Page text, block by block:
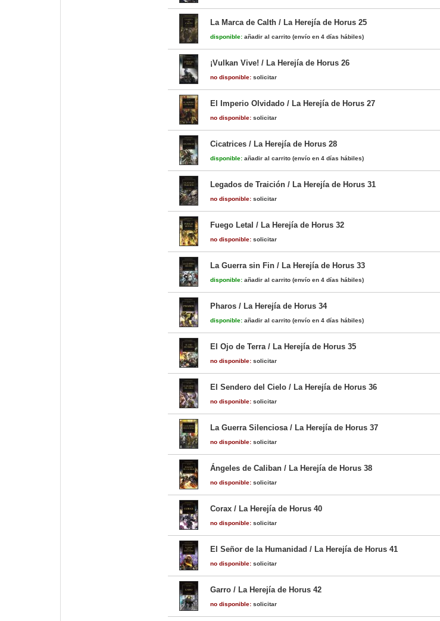
La Marca de Calth / La Herejía de Horus 25
disponible: añadir al carrito (envío en 4 días hábiles)
¡Vulkan Vive! / La Herejía de Horus 26
no disponible: solicitar
El Imperio Olvidado / La Herejía de Horus 27
no disponible: solicitar
Cicatrices / La Herejía de Horus 28
disponible: añadir al carrito (envío en 4 días hábiles)
Legados de Traición / La Herejía de Horus 31
no disponible: solicitar
Fuego Letal / La Herejía de Horus 32
no disponible: solicitar
La Guerra sin Fin / La Herejía de Horus 33
disponible: añadir al carrito (envío en 4 días hábiles)
Pharos / La Herejía de Horus 34
disponible: añadir al carrito (envío en 4 días hábiles)
El Ojo de Terra / La Herejía de Horus 35
no disponible: solicitar
El Sendero del Cielo / La Herejía de Horus 36
no disponible: solicitar
La Guerra Silenciosa / La Herejía de Horus 37
no disponible: solicitar
Ángeles de Caliban / La Herejía de Horus 38
no disponible: solicitar
Corax / La Herejía de Horus 40
no disponible: solicitar
El Señor de la Humanidad / La Herejía de Horus 41
no disponible: solicitar
Garro / La Herejía de Horus 42
no disponible: solicitar